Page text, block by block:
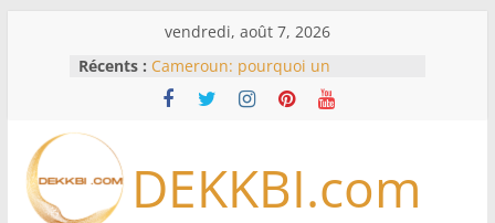
vendredi, août 7, 2026
Récents : Cameroun: pourquoi un
remaniement au sommet de
l’armée alors que Paul Biya est hors
logiciels écrits par l’IA, dominé par
Anthropic et OpenAI
DEKKBI.com